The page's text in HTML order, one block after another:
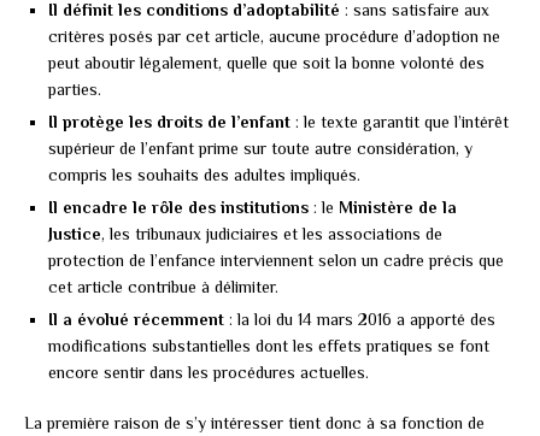
Il définit les conditions d’adoptabilité : sans satisfaire aux
critères posés par cet article, aucune procédure d’adoption ne
peut aboutir légalement, quelle que soit la bonne volonté des
parties.
Il protège les droits de l’enfant : le texte garantit que l’intérêt
supérieur de l’enfant prime sur toute autre considération, y
compris les souhaits des adultes impliqués.
Il encadre le rôle des institutions : le Ministère de la
Justice, les tribunaux judiciaires et les associations de
protection de l’enfance interviennent selon un cadre précis que
cet article contribue à délimiter.
Il a évolué récemment : la loi du 14 mars 2016 a apporté des
modifications substantielles dont les effets pratiques se font
encore sentir dans les procédures actuelles.
La première raison de s’y intéresser tient donc à sa fonction de